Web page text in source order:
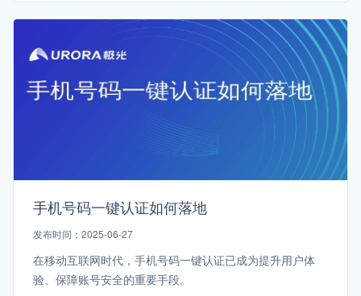
手机号码一键认证如何落地
发布时间：2025-06-27
在移动互联网时代，手机号码一键认证已成为提升用户体
验、保障账号安全的重要手段。